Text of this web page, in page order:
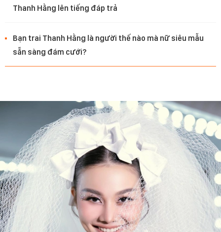
Thanh Hằng lên tiếng đáp trả
Bạn trai Thanh Hằng là người thế nào mà nữ siêu mẫu
sẵn sàng đám cưới?